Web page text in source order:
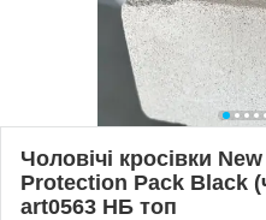
Чоловічі кросівки
Protection Pack Black
art0563 НБ топ